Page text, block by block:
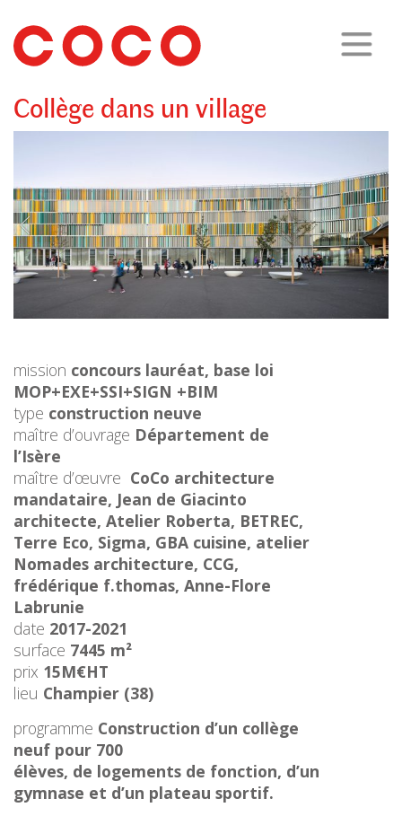
CoCo
Architecture
architecture,
urbanisme,
Collège dans un village
mission concours lauréat, base loi
MOP+EXE+SSI+SIGN +BIM
type construction neuve
maître d’ouvrage Département de
l’Isère
maître d’œuvre CoCo architecture
mandataire, Jean de Giacinto
architecte, Atelier Roberta, BETREC,
Terre Eco, Sigma, GBA cuisine, atelier
Nomades architecture, CCG,
frédérique f.thomas, Anne-Flore
Labrunie
date 2017-2021
surface 7445 m²
prix 15M€HT
lieu Champier (38)
programme Construction d’un collège
neuf pour 700
élèves, de logements de fonction, d’un
gymnase et d’un plateau sportif.